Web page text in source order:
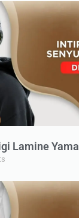
Lamine Yamal